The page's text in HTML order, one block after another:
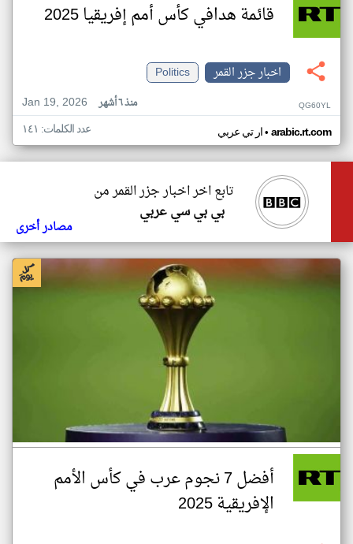
قائمة هدافي كأس أمم إفريقيا 2025
اخبار جزر القمر
Politics
Jan 19, 2026
منذ ٦ أشهر QG60YL
ار تي عربي• arabic.rt.com عدد الكلمات: ١٤١
تابع اخر اخبار جزر القمر من
بي بي سي عربي
مصادر أخرى
أفضل 7 نجوم عرب في كأس الأمم
الإفريقية 2025